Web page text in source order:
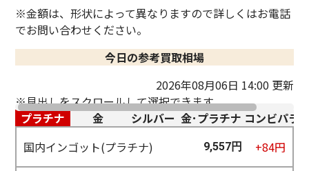
※金額は、形状によって異なりますので詳しくはお電話
でお問い合わせください。
今日の参考買取相場
2026年08月06日 14:00 更新
※見出しをスクロールして選択できます。
プラチナ
金 シルバー 金･プラチナ コンビパラ
国内インゴット(プラチナ)
9,557円 +84円